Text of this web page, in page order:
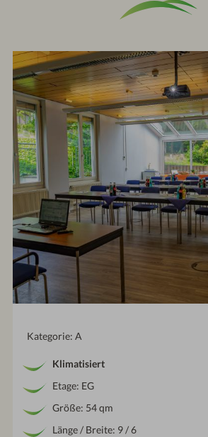
10.30
Kategorie: A
Klimatisiert
Etage: EG
Größe: 54 qm
Länge / Breite: 9 / 6